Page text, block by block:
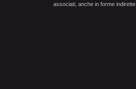
associati, anche in forme indirette.